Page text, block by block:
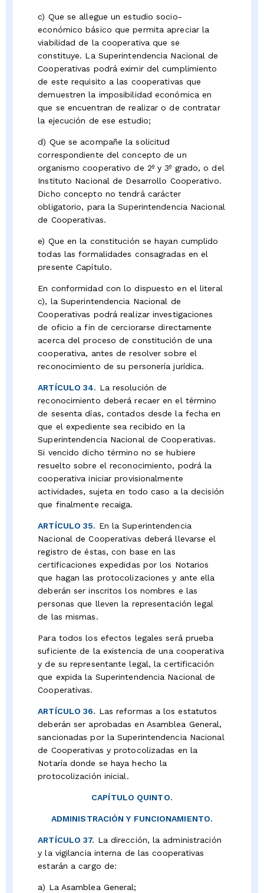
c) Que se allegue un estudio socio-
económico básico que permita apreciar la
viabilidad de la cooperativa que se
constituye. La Superintendencia Nacional de
Cooperativas podrá eximir del cumplimiento
de este requisito a las cooperativas que
demuestren la imposibilidad económica en
que se encuentran de realizar o de contratar
la ejecución de ese estudio;
d) Que se acompañe la solicitud
correspondiente del concepto de un
organismo cooperativo de 2º y 3º grado, o del
Instituto Nacional de Desarrollo Cooperativo.
Dicho concepto no tendrá carácter
obligatorio, para la Superintendencia Nacional
de Cooperativas.
e) Que en la constitución se hayan cumplido
todas las formalidades consagradas en el
presente Capítulo.
En conformidad con lo dispuesto en el literal
c), la Superintendencia Nacional de
Cooperativas podrá realizar investigaciones
de oficio a fin de cerciorarse directamente
acerca del proceso de constitución de una
cooperativa, antes de resolver sobre el
reconocimiento de su personería jurídica.
ARTÍCULO 34. La resolución de
reconocimiento deberá recaer en el término
de sesenta días, contados desde la fecha en
que el expediente sea recibido en la
Superintendencia Nacional de Cooperativas.
Si vencido dicho término no se hubiere
resuelto sobre el reconocimiento, podrá la
cooperativa iniciar provisionalmente
actividades, sujeta en todo caso a la decisión
que finalmente recaiga.
ARTÍCULO 35. En la Superintendencia
Nacional de Cooperativas deberá llevarse el
registro de éstas, con base en las
certificaciones expedidas por los Notarios
que hagan las protocolizaciones y ante ella
deberán ser inscritos los nombres e las
personas que lleven la representación legal
de las mismas.
Para todos los efectos legales será prueba
suficiente de la existencia de una cooperativa
y de su representante legal, la certificación
que expida la Superintendencia Nacional de
Cooperativas.
ARTÍCULO 36. Las reformas a los estatutos
deberán ser aprobadas en Asamblea General,
sancionadas por la Superintendencia Nacional
de Cooperativas y protocolizadas en la
Notaría donde se haya hecho la
protocolización inicial.
CAPÍTULO QUINTO.
ADMINISTRACIÓN Y FUNCIONAMIENTO.
ARTÍCULO 37. La dirección, la administración
y la vigilancia interna de las cooperativas
estarán a cargo de:
a) La Asamblea General;